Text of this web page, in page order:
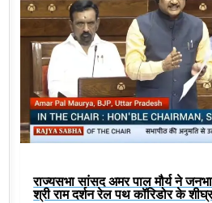
राज्यसभा सांसद अमर पाल मौर्य ने
श्री राम दर्शन रेल पथ कॉरिडोर के शीघ्र